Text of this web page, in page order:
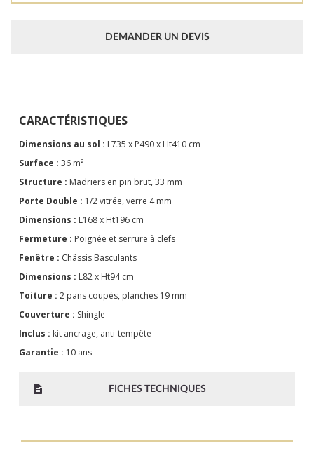
DEMANDER UN DEVIS
CARACTÉRISTIQUES
Dimensions au sol : L735 x P490 x Ht410 cm
Surface : 36 m²
Structure : Madriers en pin brut, 33 mm
Porte Double : 1/2 vitrée, verre 4 mm
Dimensions : L168 x Ht196 cm
Fermeture : Poignée et serrure à clefs
Fenêtre : Châssis Basculants
Dimensions : L82 x Ht94 cm
Toiture : 2 pans coupés, planches 19 mm
Couverture : Shingle
Inclus : kit ancrage, anti-tempête
Garantie : 10 ans
FICHES TECHNIQUES